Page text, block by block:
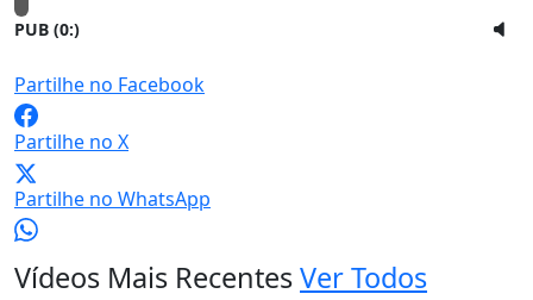
PUB (0:)
Partilhe no Facebook
Partilhe no X
Partilhe no WhatsApp
Vídeos Mais RecentesVer Todos